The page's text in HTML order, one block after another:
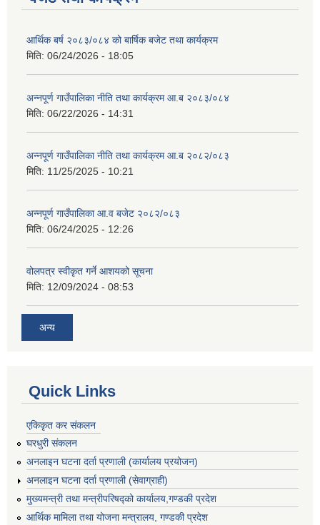
आर्थिक बर्ष २०८३/०८४ को बार्षिक बजेट तथा कार्यक्रम
मिति: 06/24/2026 - 18:05
अन्नपूर्ण गाउँपालिका नीति तथा कार्यक्रम आ.ब २०८३/०८४
मिति: 06/22/2026 - 14:31
अन्नपूर्ण गाउँपालिका नीति तथा कार्यक्रम आ.ब २०८२/०८३
मिति: 11/25/2025 - 10:21
अन्नपूर्ण गाउँपालिका आ.व बजेट २०८२/०८३
मिति: 06/24/2025 - 12:26
वोलपत्र स्वीकृत गर्ने आशयको सूचना
मिति: 12/09/2024 - 08:53
अन्य
Quick Links
एकिकृत कर संकलन
घरधुरी संकलन
अनलाइन घटना दर्ता प्रणाली (कार्यालय प्रयोजन)
अनलाइन घटना दर्ता प्रणाली (सेवाग्राही)
मुख्यमन्त्री तथा मन्त्रीपरिषद्को कार्यालय,गण्डकी प्रदेश
आर्थिक मामिला तथा योजना मन्त्रालय, गण्डकी प्रदेश